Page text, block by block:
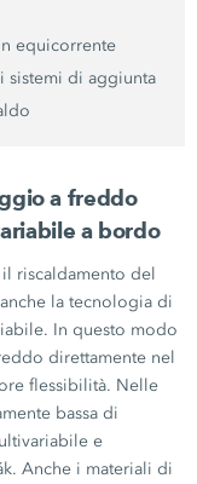
equicorrente
sistemi di aggiunta
a freddo
a bordo
riscaldamento del
la tecnologia di
In questo modo
direttamente nel
flessibilità. Nelle
bassa di
e
Anche i materiali di